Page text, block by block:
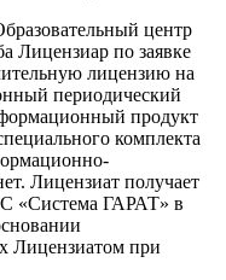
центр
Лицензиар по заявке
лицензию на
периодический
продукт
комплекта
Лицензиат получает
«Система ГАРАТ» в
Лицензиатом при